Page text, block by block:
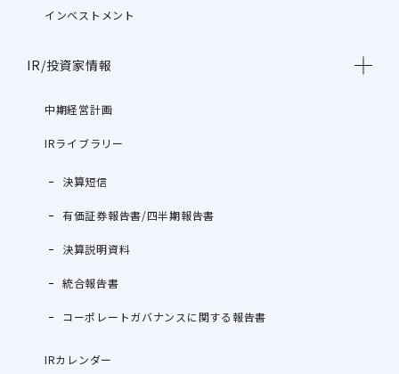
インベストメント
IR/投資家情報
中期経営計画
IRライブラリー
決算短信
有価証券報告書/四半期報告書
決算説明資料
統合報告書
コーポレートガバナンスに関する報告書
IRカレンダー